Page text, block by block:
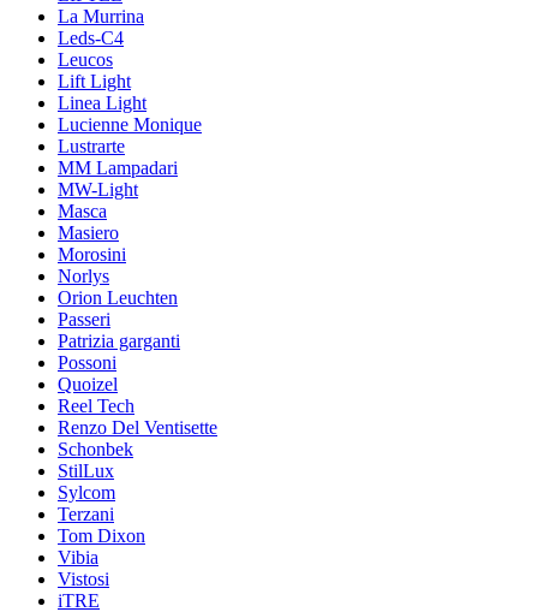
La Murrina
Leds-C4
Leucos
Lift Light
Linea Light
Lucienne Monique
Lustrarte
MM Lampadari
MW-Light
Masca
Masiero
Morosini
Norlys
Orion Leuchten
Passeri
Patrizia garganti
Possoni
Quoizel
Reel Tech
Renzo Del Ventisette
Schonbek
StilLux
Sylcom
Terzani
Tom Dixon
Vibia
Vistosi
iTRE